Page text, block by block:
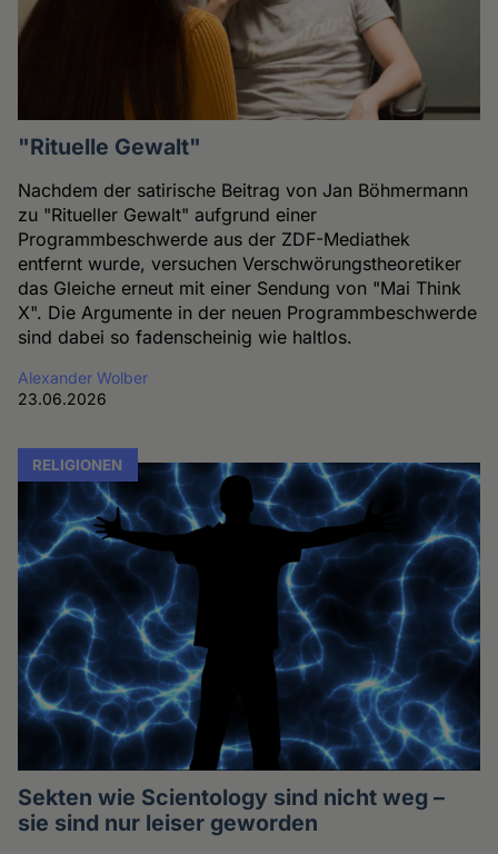
"Rituelle Gewalt"
Nachdem der satirische Beitrag von Jan Böhmermann
zu "Ritueller Gewalt" aufgrund einer
Programmbeschwerde aus der ZDF-Mediathek
entfernt wurde, versuchen Verschwörungstheoretiker
das Gleiche erneut mit einer Sendung von "Mai Think
X". Die Argumente in der neuen Programmbeschwerde
sind dabei so fadenscheinig wie haltlos.
Alexander Wolber
23.06.2026
RELIGIONEN
Sekten wie Scientology sind nicht weg –
sie sind nur leiser geworden